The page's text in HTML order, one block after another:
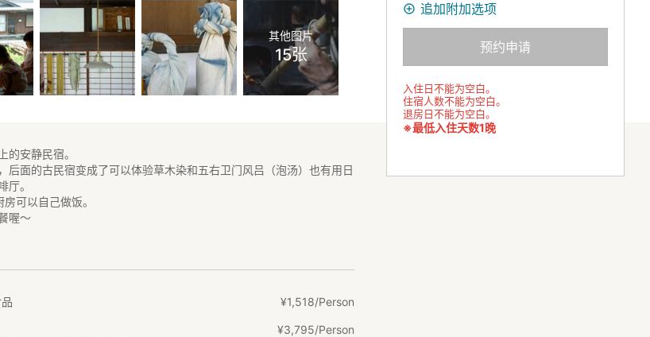
追加附加选项
预约申请
入住日不能为空白。
住宿人数不能为空白。
退房日不能为空白。
※最低入住天数1晚
其他图片
15张
的安静民宿。
后面的古民宿变成了可以体验草木染和五右卫门风吕（泡汤）也有用日
厅。
可以自己做饭。
喔～
¥1,518/Person
¥3,795/Person